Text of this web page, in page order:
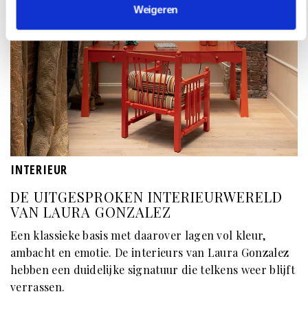
Weigeren
INTERIEUR
DE UITGESPROKEN INTERIEURWERELD
VAN LAURA GONZALEZ
Een klassieke basis met daarover lagen vol kleur,
ambacht en emotie. De interieurs van Laura Gonzalez
hebben een duidelijke signatuur die telkens weer blijft
verrassen.